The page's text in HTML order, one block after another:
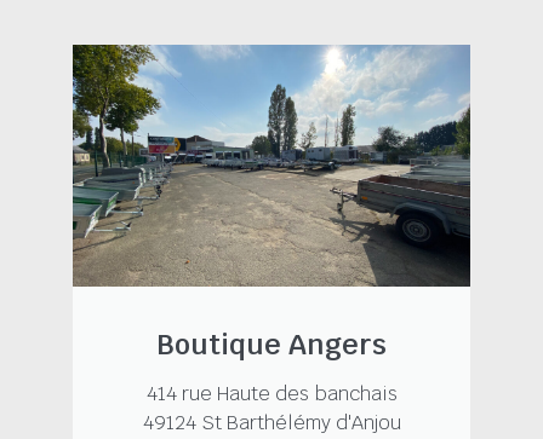
Boutique Angers​
414 rue Haute des banchais
49124 St Barthélémy d'Anjou